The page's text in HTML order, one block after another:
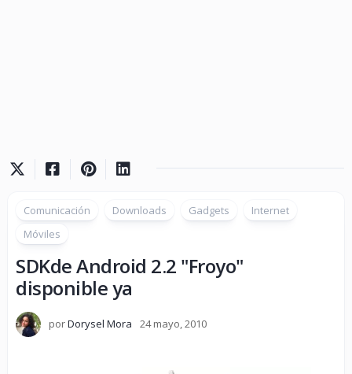
Comunicación Downloads Gadgets
Internet
Móviles
SDKde Android 2.2 "Froyo"
disponible ya
porDorysel Mora 24 mayo, 2010